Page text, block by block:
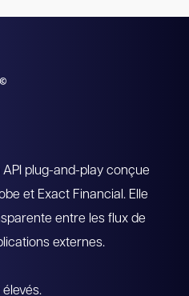
plug-and-play conçue
et Exact Financial. Elle
entre les flux de
externes.